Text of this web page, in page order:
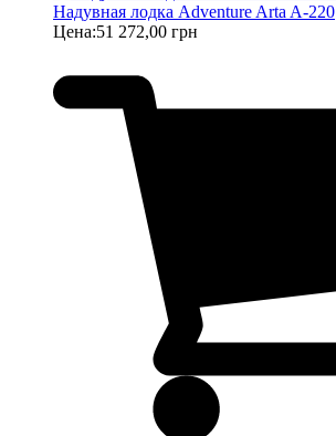
Надувная лодка Adventure Arta A-220
Цена:51 272,00 грн